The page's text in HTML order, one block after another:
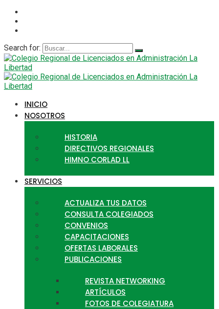
Search for:
INICIO
NOSOTROS
HISTORIA
DIRECTIVOS REGIONALES
HIMNO CORLAD LL
SERVICIOS
ACTUALIZA TUS DATOS
CONSULTA COLEGIADOS
CONVENIOS
CAPACITACIONES
OFERTAS LABORALES
PUBLICACIONES
REVISTA NETWORKING
ARTÍCULOS
FOTOS DE COLEGIATURA